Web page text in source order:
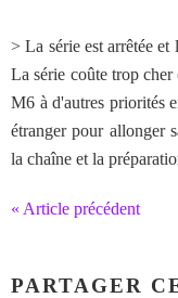
> La série est arrêtée et
La série coûte trop
M6 à d'autres priorités
étranger pour allonger
la chaîne et la
« Article précédent
PARTAGER